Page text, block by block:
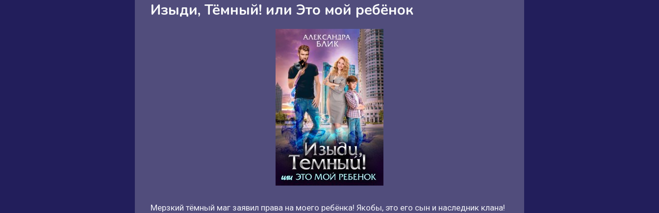
Изыди, Тёмный! или Это мой ребёнок
Мерзкий тёмный маг заявил права на моего ребёнка! Якобы, это его сын и наследник клана!